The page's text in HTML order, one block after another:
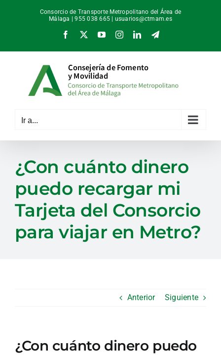
Consorcio de Transporte Metropolitano del Área de
Málaga | 955 038 665 | usuarios@ctmam.es
Facebook
X YouTubeInstagramLinkedInTelegram
Ir a...
¿Con cuánto dinero
puedo recargar mi
Tarjeta del Consorcio
para viajar en Metro?
Anterior Siguiente
¿Con cuánto dinero puedo